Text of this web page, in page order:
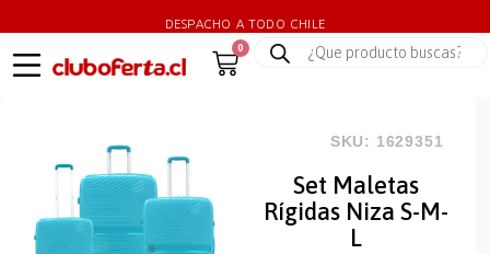
DESPACHO A TODO CHILE
0
SKU: 1629351
Set Maletas
Rígidas Niza S-M-
L